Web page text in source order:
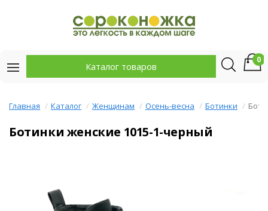
Каталог товаров
0
Главная Каталог Женщинам Осень-весна Ботинки
Ботинки женские 1015-1-черный